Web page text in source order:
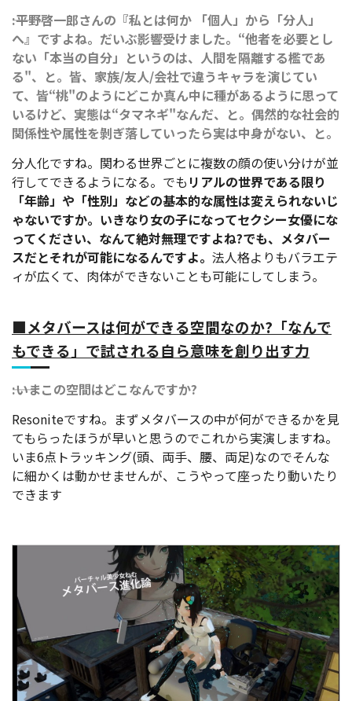
――:平野啓一郎さんの『私とは何か 「個人」から「分人」
へ』ですよね。だいぶ影響受けました。“他者を必要とし
ない「本当の自分」というのは、人間を隔離する檻であ
る"、と。皆、家族/友人/会社で違うキャラを演じてい
て、皆“桃"のようにどこか真ん中に種があるように思って
いるけど、実態は“タマネギ"なんだ、と。偶然的な社会的
関係性や属性を剝ぎ落していったら実は中身がない、と。
分人化ですね。関わる世界ごとに複数の顔の使い分けが並
行してできるようになる。でも リアルの世界である限り
「年齢」や「性別」などの基本的な属性は変えられないじ
ゃないですか。いきなり女の子になってセクシー女優にな
ってください、なんて絶対無理ですよね?でも、メタバー
スだとそれが可能になるんですよ。 法人格よりもバラエテ
ィが広くて、肉体ができないことも可能にしてしまう。
■メタバースは何ができる空間なのか?「なんで
もできる」で試される自ら意味を創り出す力
――:いまこの空間はどこなんですか?
Resoniteですね。まずメタバースの中が何ができるかを見
てもらったほうが早いと思うのでこれから実演しますね。
いま6点トラッキング(頭、両手、腰、両足)なのでそんな
に細かくは動かせませんが、こうやって座ったり動いたり
できます